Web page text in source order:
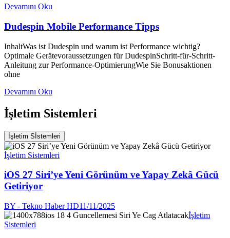
Devamını Oku
Dudespin Mobile Performance Tipps
InhaltWas ist Dudespin und warum ist Performance wichtig?
Optimale Gerätevoraussetzungen für DudespinSchritt-für-Schritt-
Anleitung zur Performance-OptimierungWie Sie Bonusaktionen
ohne
Devamını Oku
İşletim Sistemleri
İşletim Sİstemleri
İşletim Sistemleri
iOS 27 Siri’ye Yeni Görünüm ve Yapay Zekâ Gücü
Getiriyor
BY - Tekno Haber HD11/11/2025
İşletim
Sistemleri